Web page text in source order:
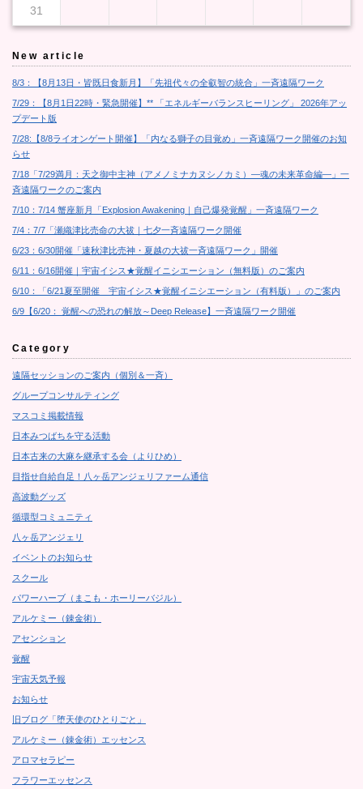
31
New article
8/3：【8月13日・皆既日食新月】「先祖代々の全叡智の統合」一斉遠隔ワーク
7/29：【8月1日22時・緊急開催】** 「エネルギーバランスヒーリング」 2026年アッ
プデート版
7/28:【8/8ライオンゲート開催】「内なる獅子の目覚め」一斉遠隔ワーク開催のお知
らせ
7/18「7/29満月：天之御中主神（アメノミナカヌシノカミ）―魂の未来革命編―」一
斉遠隔ワークのご案内
7/10：7/14 蟹座新月「Explosion Awakening｜自己爆発覚醒」一斉遠隔ワーク
7/4：7/7「瀬織津比売命の大祓｜七夕一斉遠隔ワーク開催
6/23：6/30開催「速秋津比売神・夏越の大祓一斉遠隔ワーク」開催
6/11：6/16開催｜宇宙イシス★覚醒イニシエーション（無料版）のご案内
6/10：「6/21夏至開催 宇宙イシス★覚醒イニシエーション（有料版）」のご案内
6/9【6/20： 覚醒への恐れの解放～Deep Release】一斉遠隔ワーク開催
Category
遠隔セッションのご案内（個別＆一斉）
グループコンサルティング
マスコミ掲載情報
日本みつばちを守る活動
日本古来の大麻を継承する会（よりひめ）
目指せ自給自足！八ヶ岳アンジェリファーム通信
高波動グッズ
循環型コミュニティ
八ヶ岳アンジェリ
イベントのお知らせ
スクール
パワーハーブ（まこも・ホーリーバジル）
アルケミー（錬金術）
アセンション
覚醒
宇宙天気予報
お知らせ
旧ブログ「堕天使のひとりごと」
アルケミー（錬金術）エッセンス
アロマセラピー
フラワーエッセンス